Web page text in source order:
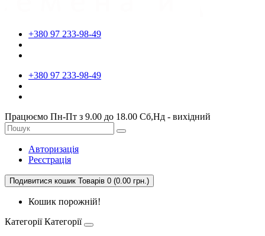
+380 97 233-98-49
+380 97 233-98-49
Працюємо Пн-Пт з 9.00 до 18.00 Сб,Нд - вихідний
Авторизація
Реєстрація
Подивитися кошик Товарів 0 (0.00 грн.)
Кошик порожній!
Категорії Категорії